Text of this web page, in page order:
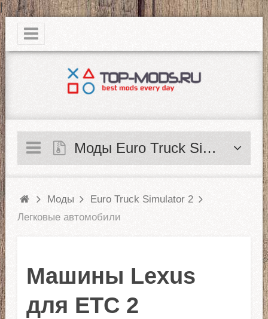
|
Моды Euro Truck Simulator 2
Моды
Euro Truck Simulator 2
Легковые автомобили
Машины Lexus
для ЕТС 2